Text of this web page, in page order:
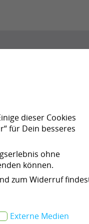
dieser Cookies
für Dein besseres
ohne
können.
zum Widerruf
Externe Medien
0 Personen